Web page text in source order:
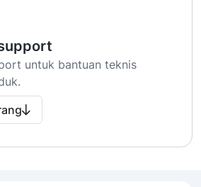
untuk bantuan teknis